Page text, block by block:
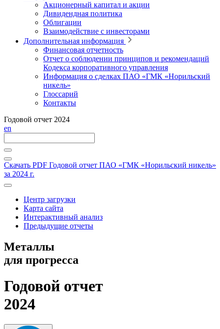
Акционерный капитал и акции
Дивидендная политика
Облигации
Взаимодействие с инвесторами
Дополнительная информация
Финансовая отчетность
Отчет о соблюдении принципов и рекомендаций
Кодекса корпоративного управления
Информация о сделках ПАО «ГМК «Норильский
никель»
Глоссарий
Контакты
Годовой отчет 2024
en
Скачать PDF Годовой отчет ПАО «ГМК «Норильский никель»
за 2024 г.
Центр загрузки
Карта сайта
Интерактивный анализ
Предыдущие отчеты
Металлы
для прогресса
Годовой отчет
2024